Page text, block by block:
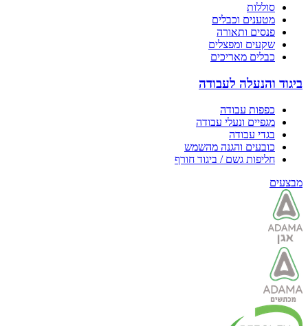
סוללות
מטענים וכבלים
פנסים ותאורה
שקעים ומפצלים
כבלים מאריכים
ביגוד והנעלה לעבודה
כפפות עבודה
מגפיים ונעלי עבודה
בגדי עבודה
כובעים והגנה מהשמש
חליפות גשם / ביגוד חורף
מבצעים